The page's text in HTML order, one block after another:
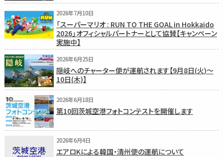
2026年7月10日
「スーパーマリオ : RUN TO THE GOAL in Hokkaido
2026」オフィシャルパートナーとして協賛【キャンペーン
実施中】
2026年6月25日
隠岐へのチャーター便が運航されます【9月8日(火)〜
10日(木)】
2026年6月18日
第10回茨城空港フォトコンテストを開催します
2026年6月4日
エアロKによる韓国・清州便の運航について